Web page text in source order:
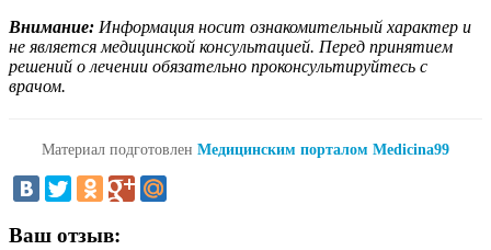
Внимание: Информация носит ознакомительный характер и
не является медицинской консультацией. Перед принятием
решений о лечении обязательно проконсультируйтесь с
врачом.
Материал подготовлен Медицинским порталом Medicina99
Ваш отзыв: